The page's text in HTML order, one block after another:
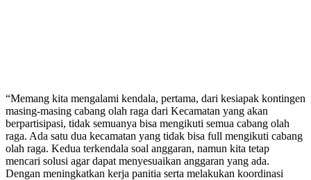
“Memang kita mengalami kendala, pertama, dari kesiapak kontingen
masing-masing cabang olah raga dari Kecamatan yang akan
berpartisipasi, tidak semuanya bisa mengikuti semua cabang olah
raga. Ada satu dua kecamatan yang tidak bisa full mengikuti cabang
olah raga. Kedua terkendala soal anggaran, namun kita tetap
mencari solusi agar dapat menyesuaikan anggaran yang ada.
Dengan meningkatkan kerja panitia serta melakukan koordinasi